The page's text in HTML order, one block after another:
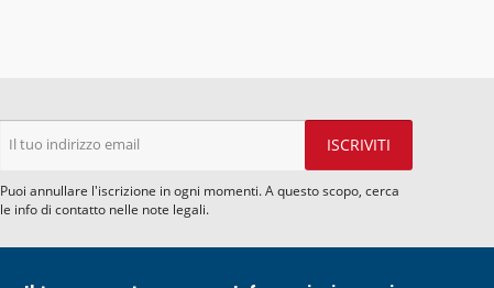
Puoi annullare l'iscrizione in ogni momenti. A questo scopo, cerca
le info di contatto nelle note legali.